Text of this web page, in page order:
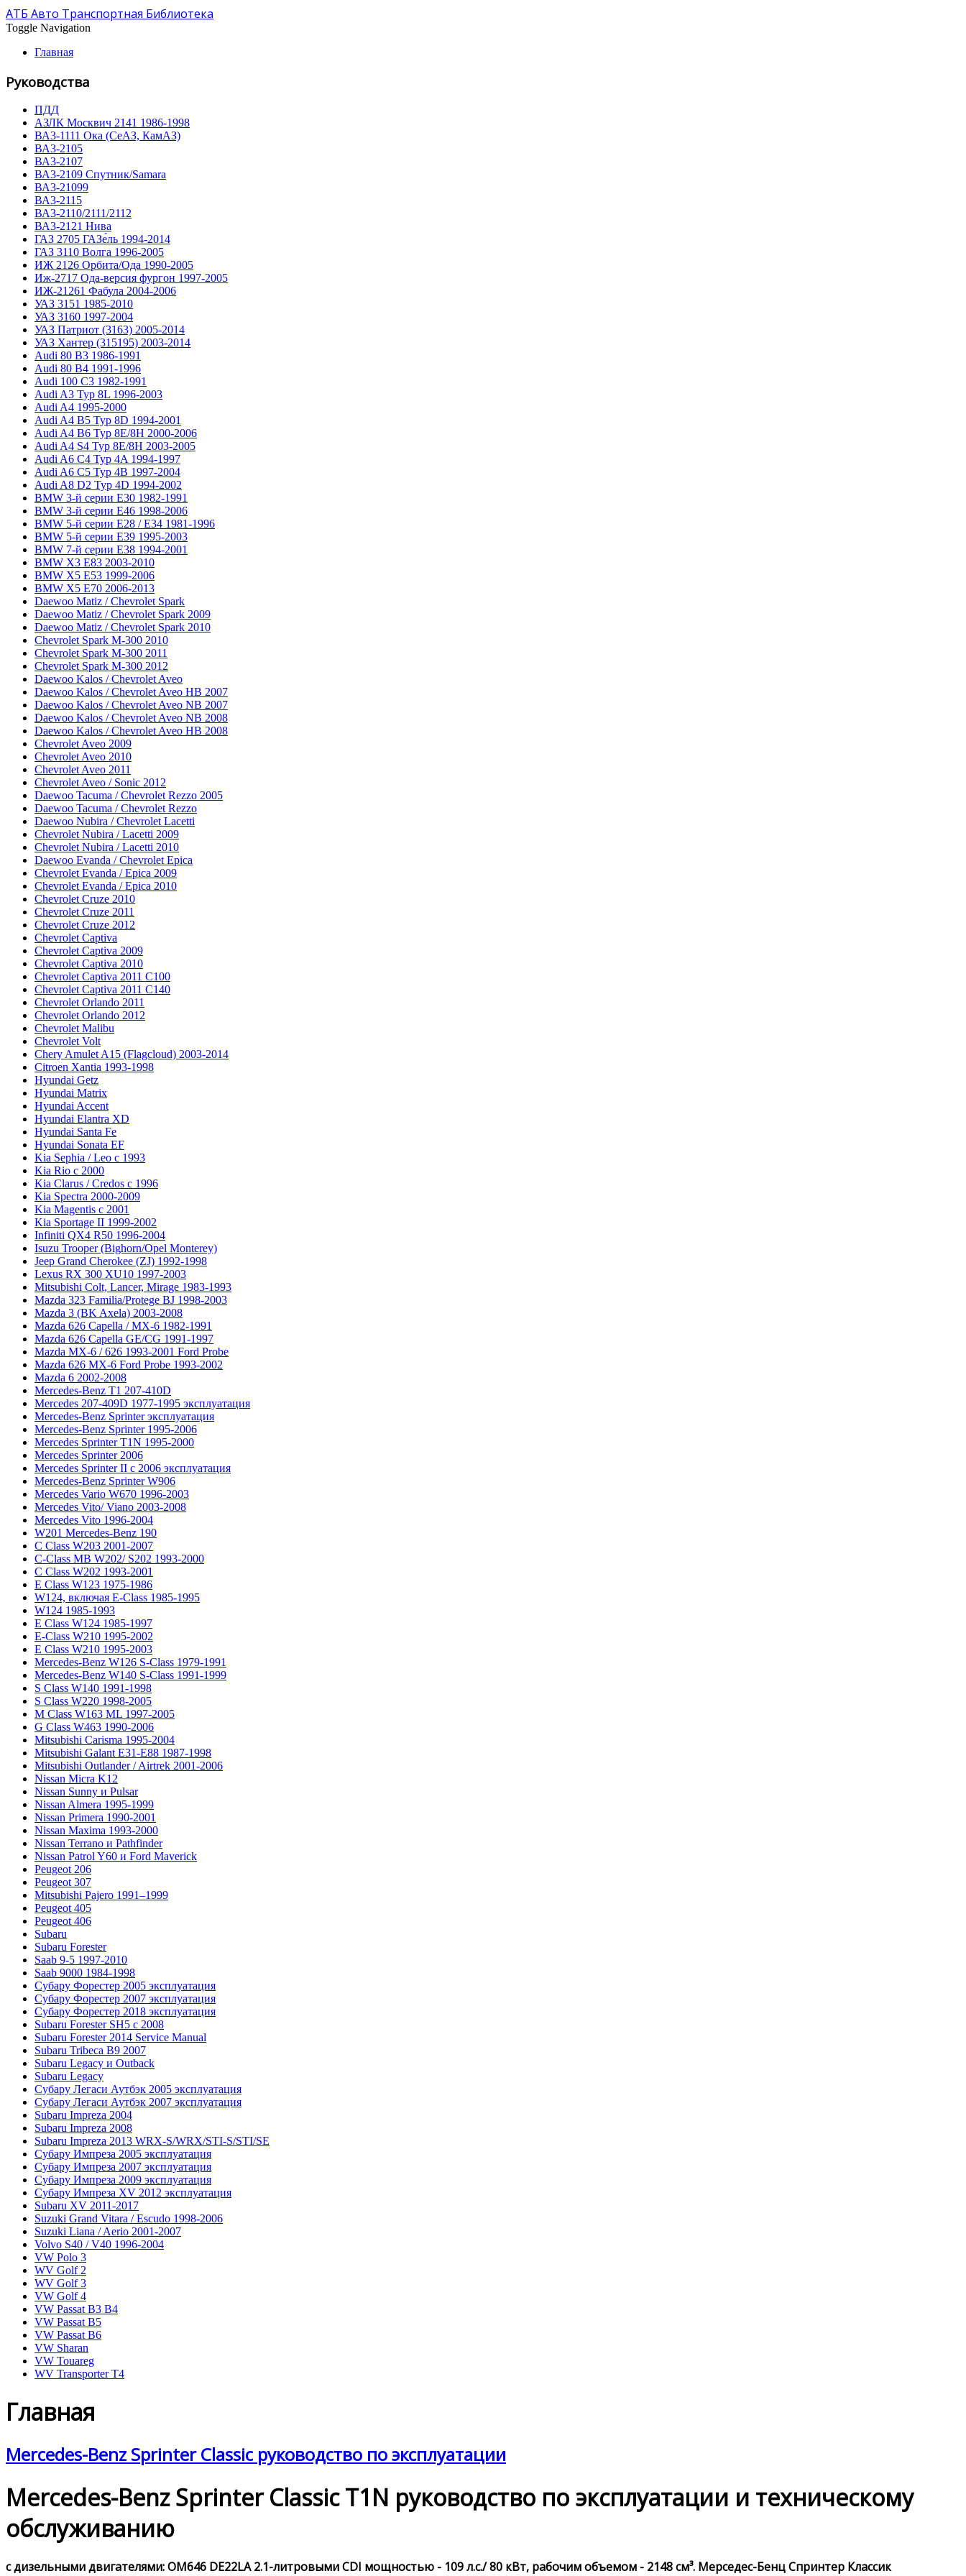
АТБ Авто Транспортная Библиотека
Toggle Navigation
Главная
Руководства
ПДД
АЗЛК Москвич 2141 1986-1998
ВА3-1111 Ока (СеАЗ, КамАЗ)
ВА3-2105
ВА3-2107
ВА3-2109 Спутник/Samara
ВА3-21099
ВА3-2115
ВА3-2110/2111/2112
ВА3-2121 Нива
ГАЗ 2705 ГАЗе́ль 1994-2014
ГАЗ 3110 Волга 1996-2005
ИЖ 2126 Орбита/Ода 1990-2005
Иж-2717 Ода-версия фургон 1997-2005
ИЖ-21261 Фабула 2004-2006
УАЗ 3151 1985-2010
УАЗ 3160 1997-2004
УАЗ Патриот (3163) 2005-2014
УАЗ Хантер (315195) 2003-2014
Audi 80 B3 1986-1991
Audi 80 B4 1991-1996
Audi 100 C3 1982-1991
Audi A3 Typ 8L 1996-2003
Audi A4 1995-2000
Audi A4 B5 Typ 8D 1994-2001
Audi A4 B6 Typ 8E/8H 2000-2006
Audi A4 S4 Typ 8E/8H 2003-2005
Audi A6 C4 Typ 4A 1994-1997
Audi A6 C5 Typ 4B 1997-2004
Audi A8 D2 Typ 4D 1994-2002
BMW 3-й серии E30 1982-1991
BMW 3-й серии E46 1998-2006
BMW 5-й серии E28 / E34 1981-1996
BMW 5-й серии E39 1995-2003
BMW 7-й серии E38 1994-2001
BMW X3 E83 2003-2010
BMW X5 E53 1999-2006
BMW X5 E70 2006-2013
Daewoo Matiz / Chevrolet Spark
Daewoo Matiz / Chevrolet Spark 2009
Daewoo Matiz / Chevrolet Spark 2010
Chevrolet Spark M-300 2010
Chevrolet Spark M-300 2011
Chevrolet Spark M-300 2012
Daewoo Kalos / Chevrolet Aveo
Daewoo Kalos / Chevrolet Aveo HB 2007
Daewoo Kalos / Chevrolet Aveo NB 2007
Daewoo Kalos / Chevrolet Aveo NB 2008
Daewoo Kalos / Chevrolet Aveo HB 2008
Chevrolet Aveo 2009
Chevrolet Aveo 2010
Chevrolet Aveo 2011
Chevrolet Aveo / Sonic 2012
Daewoo Tacuma / Chevrolet Rezzo 2005
Daewoo Tacuma / Chevrolet Rezzo
Daewoo Nubira / Chevrolet Lacetti
Chevrolet Nubira / Lacetti 2009
Chevrolet Nubira / Lacetti 2010
Daewoo Evanda / Chevrolet Epica
Chevrolet Evanda / Epica 2009
Chevrolet Evanda / Epica 2010
Chevrolet Cruze 2010
Chevrolet Cruze 2011
Chevrolet Cruze 2012
Chevrolet Captiva
Chevrolet Captiva 2009
Chevrolet Captiva 2010
Chevrolet Captiva 2011 C100
Chevrolet Captiva 2011 C140
Chevrolet Orlando 2011
Chevrolet Orlando 2012
Chevrolet Malibu
Chevrolet Volt
Chery Amulet A15 (Flagcloud) 2003-2014
Citroen Xantia 1993-1998
Hyundai Getz
Hyundai Matrix
Hyundai Accent
Hyundai Elantra XD
Hyundai Santa Fe
Hyundai Sonata EF
Kia Sephia / Leo с 1993
Kia Rio с 2000
Kia Clarus / Credos с 1996
Kia Spectra 2000-2009
Kia Magentis с 2001
Kia Sportage II 1999-2002
Infiniti QX4 R50 1996-2004
Isuzu Trooper (Bighorn/Opel Monterey)
Jeep Grand Cherokee (ZJ) 1992-1998
Lexus RX 300 XU10 1997-2003
Mitsubishi Colt, Lancer, Mirage 1983-1993
Mazda 323 Familia/Protege BJ 1998-2003
Mazda 3 (BK Axela) 2003-2008
Mazda 626 Capella / MX-6 1982-1991
Mazda 626 Capella GE/CG 1991-1997
Mazda MX-6 / 626 1993-2001 Ford Probe
Mazda 626 MX-6 Ford Probe 1993-2002
Mazda 6 2002-2008
Mercedes-Benz T1 207-410D
Mercedes 207-409D 1977-1995 эксплуатация
Mercedes-Benz Sprinter эксплуатация
Mercedes-Benz Sprinter 1995-2006
Mercedes Sprinter T1N 1995-2000
Mercedes Sprinter 2006
Mercedes Sprinter II с 2006 эксплуатация
Mercedes-Benz Sprinter W906
Mercedes Vario W670 1996-2003
Mercedes Vito/ Viano 2003-2008
Mercedes Vito 1996-2004
W201 Mercedes-Benz 190
C Class W203 2001-2007
C-Class MB W202/ S202 1993-2000
C Class W202 1993-2001
E Class W123 1975-1986
W124, включая E-Class 1985-1995
W124 1985-1993
E Class W124 1985-1997
E-Class W210 1995-2002
E Class W210 1995-2003
Mercedes-Benz W126 S-Class 1979-1991
Mercedes-Benz W140 S-Class 1991-1999
S Class W140 1991-1998
S Class W220 1998-2005
M Class W163 ML 1997-2005
G Class W463 1990-2006
Mitsubishi Carisma 1995-2004
Mitsubishi Galant E31-E88 1987-1998
Mitsubishi Outlander / Airtrek 2001-2006
Nissan Micra K12
Nissan Sunny и Pulsar
Nissan Almera 1995-1999
Nissan Primera 1990-2001
Nissan Maxima 1993-2000
Nissan Terrano и Pathfinder
Nissan Patrol Y60 и Ford Maverick
Peugeot 206
Peugeot 307
Mitsubishi Pajero 1991–1999
Peugeot 405
Peugeot 406
Subaru
Subaru Forester
Saab 9-5 1997-2010
Saab 9000 1984-1998
Субару Форестер 2005 эксплуатация
Субару Форестер 2007 эксплуатация
Субару Форестер 2018 эксплуатация
Subaru Forester SH5 с 2008
Subaru Forester 2014 Service Manual
Subaru Tribeca В9 2007
Subaru Legacy и Outback
Subaru Legacy
Субару Легаси Аутбэк 2005 эксплуатация
Субару Легаси Аутбэк 2007 эксплуатация
Subaru Impreza 2004
Subaru Impreza 2008
Subaru Impreza 2013 WRX-S/WRX/STI-S/STI/SE
Субару Импреза 2005 эксплуатация
Субару Импреза 2007 эксплуатация
Субару Импреза 2009 эксплуатация
Субару Импреза XV 2012 эксплуатация
Subaru XV 2011-2017
Suzuki Grand Vitara / Escudo 1998-2006
Suzuki Liana / Aerio 2001-2007
Volvo S40 / V40 1996-2004
VW Polo 3
WV Golf 2
WV Golf 3
VW Golf 4
VW Passat B3 B4
VW Passat B5
VW Passat B6
VW Sharan
VW Touareg
WV Transporter T4
Главная
Mercedes-Benz Sprinter Classic руководство по эксплуатации
Mercedes-Benz Sprinter Classic T1N руководство по эксплуатации и техническому
обслуживанию
с дизельными двигателями: OM646 DE22LA 2.1-литровыми CDI мощностью - 109 л.с./ 80 кВт, рабочим объемом - 2148 см³. Мерседес-Бенц Спринтер Классик